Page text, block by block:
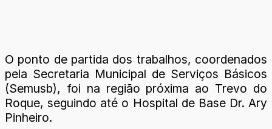
O ponto de partida dos trabalhos, coordenados
pela Secretaria Municipal de Serviços Básicos
(Semusb), foi na região próxima ao Trevo do
Roque, seguindo até o Hospital de Base Dr. Ary
Pinheiro.